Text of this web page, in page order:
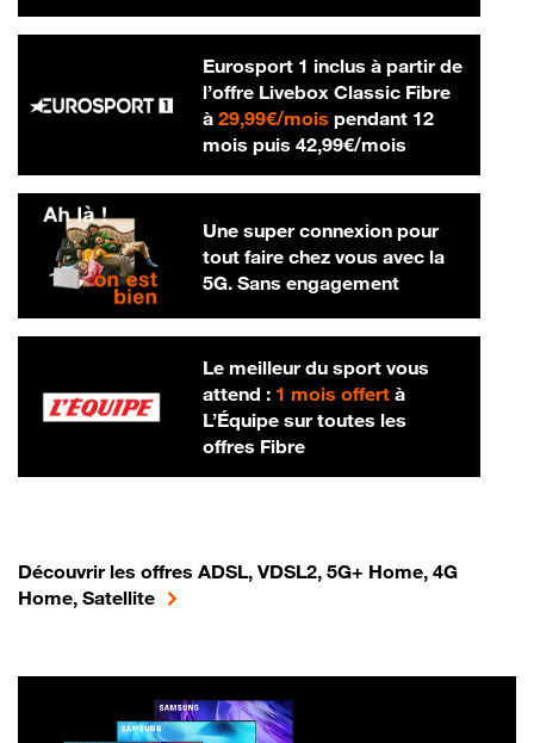
Eurosport 1 inclus à partir de
l’offre Livebox Classic Fibre
à 29,99€/mois29,99 € par mois
pendant 12
mois puis 42,99€/mois42,99 € par
Une super connexion pour
tout faire chez vous avec la
5G. Sans engagement
Le meilleur du sport vous
attend : 1 mois offertà
L’Équipe sur toutes les
offres Fibre
Découvrir les offres ADSL, VDSL2, 5G+ Home, 4G
Home, Satellite